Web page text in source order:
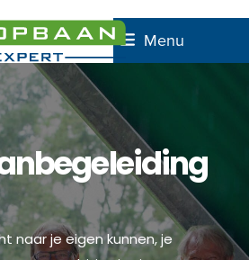
Menu
naar je eigen kunnen, je